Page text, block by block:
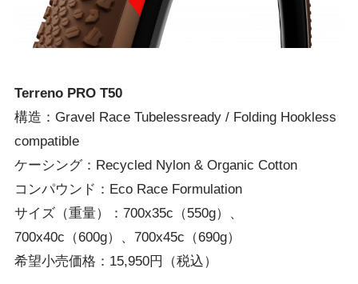
Terreno PRO T50
構造：Gravel Race Tubelessready / Folding Hookless
compatible
ケーシング：Recycled Nylon & Organic Cotton
コンパウンド：Eco Race Formulation
サイズ（重量）：700x35c（550g）、
700x40c（600g）、700x45c（690g）
希望小売価格：15,950円（税込）